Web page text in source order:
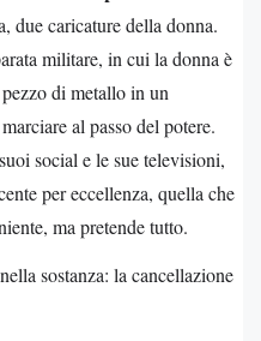
due caricature della donna.
militare, in cui la donna è
di metallo in un
al passo del potere.
social e le sue televisioni,
per eccellenza, quella che
ma pretende tutto.
sostanza: la cancellazione